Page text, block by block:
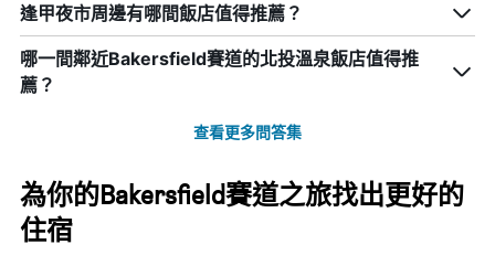
逢甲夜市周邊有哪間飯店值得推薦？
哪一間鄰近Bakersfield賽道的北投溫泉飯店值得推
薦？
查看更多問答集
為你的Bakersfield賽道之旅找出更好的
住宿